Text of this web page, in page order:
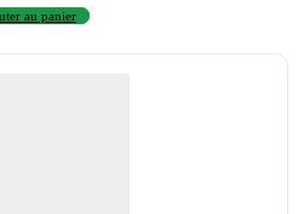
au panier